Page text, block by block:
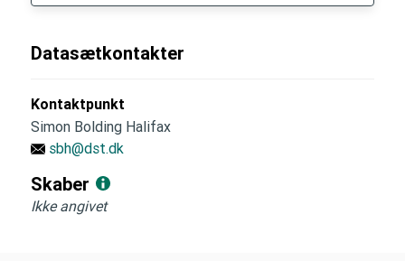
Datasætkontakter
Kontaktpunkt
Simon Bolding Halifax
sbh@dst.dk
Skaber
Ikke angivet